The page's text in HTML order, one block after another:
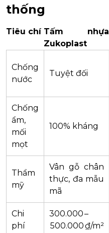
thống
Tiêu chí Tấm nhựa
Zukoplast
Chống
nước
Tuyệt đối
Chống
ẩm,
mối
mọt
100% kháng
Thẩm
mỹ
Vân gỗ chân
thực, đa mẫu
mã
Chi
phí
300.000 –
500.000 ₫/m²